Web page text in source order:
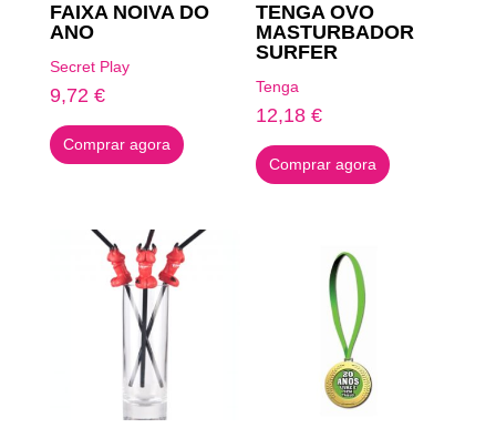
FAIXA NOIVA DO
ANO
Secret Play
9,72 €
Comprar agora
TENGA OVO
MASTURBADOR
SURFER
Tenga
12,18€
Comprar agora